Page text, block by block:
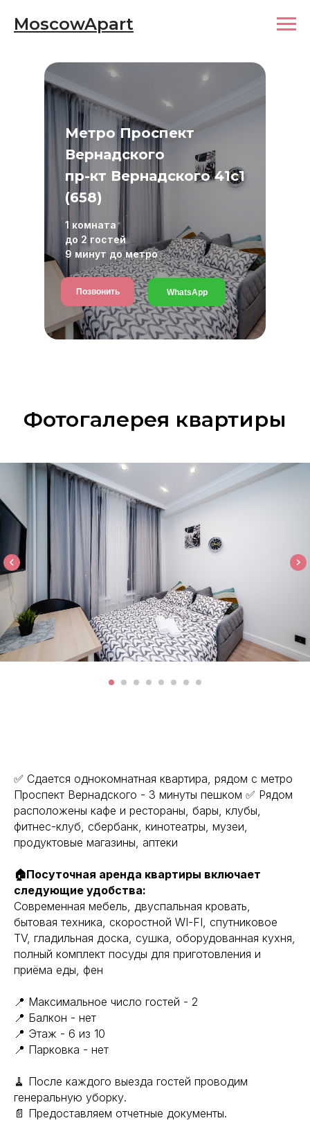
MoscowApart
Метро Проспект
Вернадского
пр-кт Вернадского 41с1
(658)
1 комната
до 2 гостей
9 минут до метро
Позвонить WhatsApp
Фотогалерея квартиры
✅ Сдается однокомнатная квартира, рядом с метро
Проспект Вернадского - 3 минуты пешком ✅ Рядом
расположены кафе и рестораны, бары, клубы,
фитнес-клуб, сбербанк, кинотеатры, музеи,
продуктовые магазины, аптеки
🏠Посуточная аренда квартиры включает
следующие удобства:
Современная мебель, двуспальная кровать,
бытовая техника, скоростной WI-FI, спутниковое
TV, гладильная доска, сушка, оборудованная кухня,
полный комплект посуды для приготовления и
приёма еды, фен
📍 Максимальное число гостей - 2
📍 Балкон - нет
📍 Этаж - 6 из 10
📍 Парковка - нет
🧹 После каждого выезда гостей проводим
генеральную уборку.
📄 Предоставляем отчетные документы.